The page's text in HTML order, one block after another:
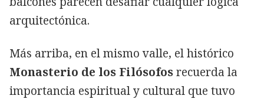
arquitectónica.
Más arriba, en el mismo valle, el histórico
Monasterio de los Filósofosrecuerda la
importancia espiritual y cultural que tuvo